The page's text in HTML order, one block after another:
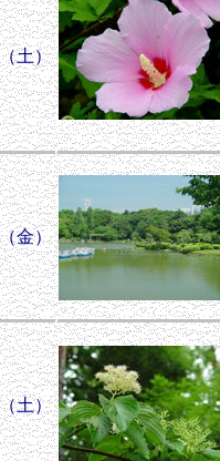
土）
金）
土）